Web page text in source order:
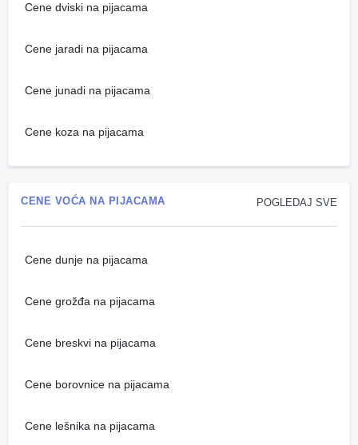
Cene dviski na pijacama
Cene jaradi na pijacama
Cene junadi na pijacama
Cene koza na pijacama
POGLEDAJ SVE
CENE VOĆA NA PIJACAMA
Cene dunje na pijacama
Cene grožđa na pijacama
Cene breskvi na pijacama
Cene borovnice na pijacama
Cene lešnika na pijacama